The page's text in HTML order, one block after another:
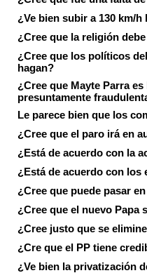
¿Ve bien subir a 130 km/
¿Cree que la religión
¿Cree que los políticos
hagan?
¿Cree que Mayte Parra
presuntamente
Le parece bien que los
¿Cree que el paro irá en
¿Está de acuerdo con la
¿Está de acuerdo con los
¿Cree que puede pasar
¿Cree que el nuevo Papa
¿Cree justo que se
¿Cre que el PP tiene
¿Ve bien la privatización